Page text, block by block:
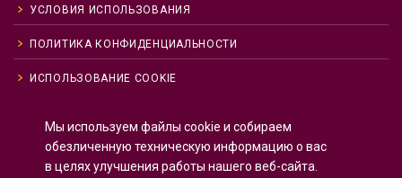
УСЛОВИЯ ИСПОЛЬЗОВАНИЯ
ПОЛИТИКА КОНФИДЕНЦИАЛЬНОСТИ
ИСПОЛЬЗОВАНИЕ COOKIE
English(Английский)
Русский
Мы используем файлы cookie и собираем
обезличенную техническую информацию о вас
в целях улучшения работы нашего веб-сайта.